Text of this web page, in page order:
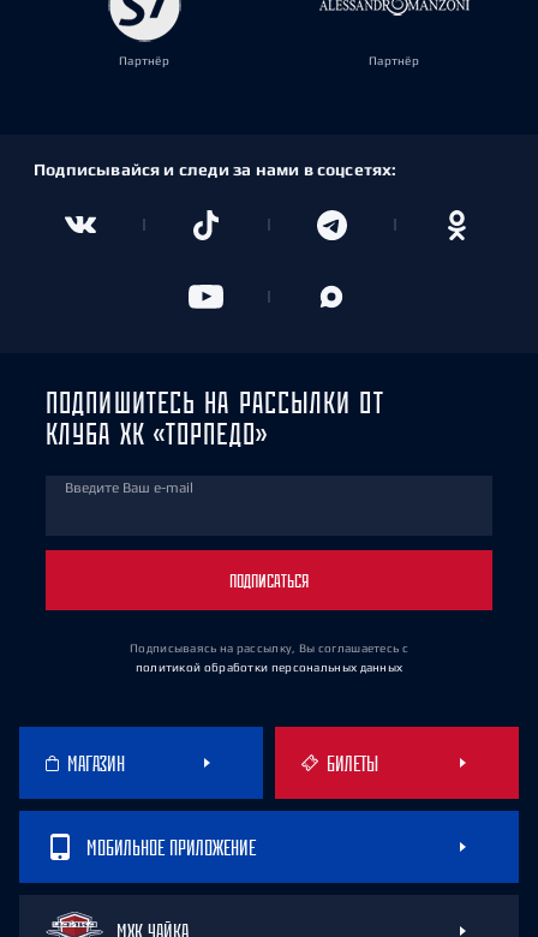
Партнёр Партнёр
Подписывайся и следи за нами в соцсетях:
ПОДПИШИТЕСЬ НА РАССЫЛКИ ОТ
КЛУБА ХК «ТОРПЕДО»
Введите Ваш e-mail
ПОДПИСАТЬСЯ
Подписываясь на рассылку, Вы соглашаетесь с
политикой обработки персональных данных
МАГАЗИН БИЛЕТЫ
МОБИЛЬНОЕ ПРИЛОЖЕНИЕ
МХК ЧАЙКА